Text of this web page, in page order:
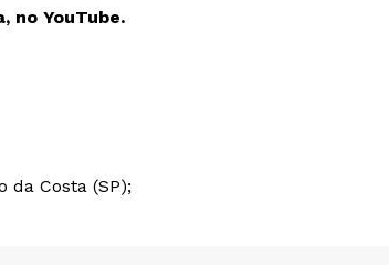
no YouTube.
da Costa (SP);